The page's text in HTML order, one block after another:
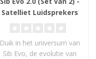
Satelliet Luidsprekers
Duik in het universum van
Sib Evo, de evolutie van